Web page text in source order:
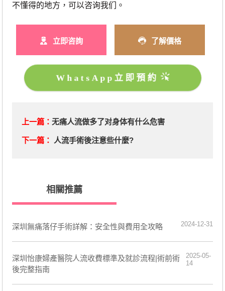
不懂得的地方，可以咨询我们。
立即咨詢 了解價格
WhatsApp立即預約
上一篇： 无痛人流做多了对身体有什么危害
下一篇： 人流手術後注意些什麼?
相關推薦
深圳無痛落仔手術詳解：安全性與費用全攻略 2024-12-31
深圳怡康婦產醫院人流收費標準及就診流程|術前術
後完整指南
2025-05-
14